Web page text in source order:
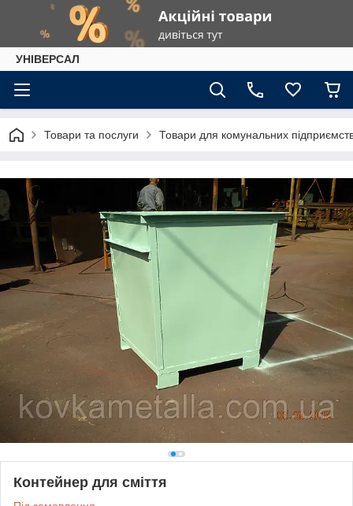
УНІВЕРСАЛ
Товари та послуги Товари для комунальних
Контейнер для сміття